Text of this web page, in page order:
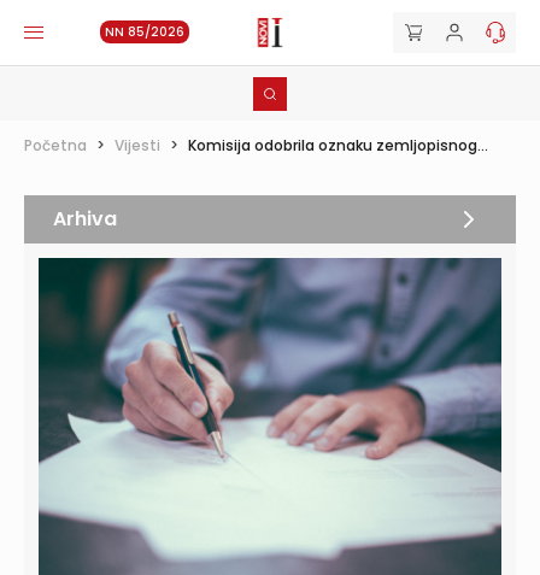
NN 85/2026
Početna > Vijesti > Komisija odobrila oznaku zemljopisnog...
Arhiva